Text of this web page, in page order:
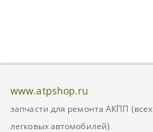
www.atpshop.ru
запчасти для ремонта АКПП (всех
легковых автомобилей)